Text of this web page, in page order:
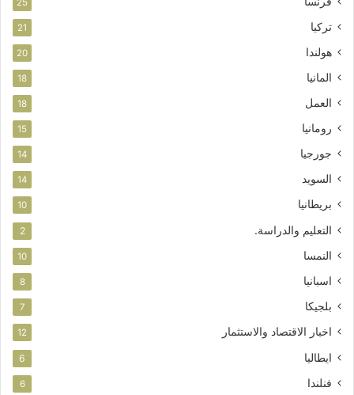
25
تركيا 21
هولندا 20
المانيا 18
العمل 18
رومانيا 15
جورجيا 14
السويد 14
بريطانيا 10
التعليم والدراسة. 2
النمسا 10
اسبانيا 8
بلجيكا 7
اخبار الاقتصاد والاستثمار 12
ايطاليا 6
فنلندا 6